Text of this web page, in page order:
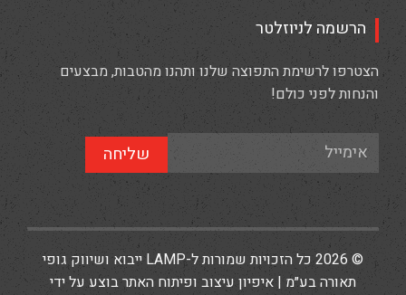
הרשמה לניוזלטר
הצטרפו לרשימת התפוצה שלנו ותהנו מהטבות, מבצעים
והנחות לפני כולם!
שליחה
© 2026 כל הזכויות שמורות ל-LAMP ייבוא ושיווק גופי
תאורה בע״מ | איפיון עיצוב ופיתוח האתר בוצע על ידי